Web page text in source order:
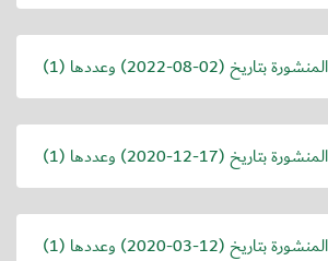
بتاريخ (2022-08-02) وعددها (1)
بتاريخ (2020-12-17) وعددها (1)
بتاريخ (2020-03-12) وعددها (1)